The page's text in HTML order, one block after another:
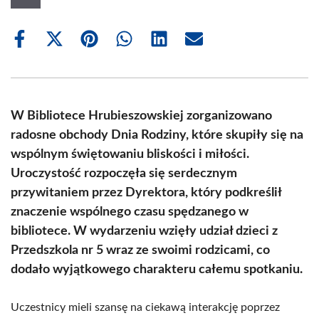
Share
Share
(Twitter)
Share Share Share Share
W Bibliotece Hrubieszowskiej zorganizowano
radosne obchody Dnia Rodziny, które skupiły się na
wspólnym świętowaniu bliskości i miłości.
Uroczystość rozpoczęła się serdecznym
przywitaniem przez Dyrektora, który podkreślił
znaczenie wspólnego czasu spędzanego w
bibliotece. W wydarzeniu wzięły udział dzieci z
Przedszkola nr 5 wraz ze swoimi rodzicami, co
dodało wyjątkowego charakteru całemu spotkaniu.
Uczestnicy mieli szansę na ciekawą interakcję poprzez